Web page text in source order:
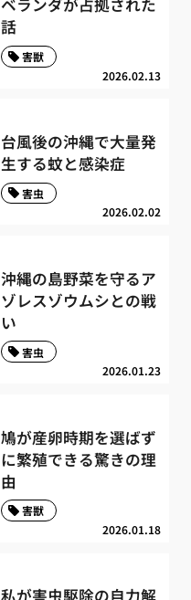
ベランダが占拠された
話
2026.02.13
害獣
台風後の沖縄で大量発
生する蚊と感染症
2026.02.02
害虫
沖縄の島野菜を守るア
ゾレスゾウムシとの戦
い
2026.01.23
害虫
鳩が産卵時期を選ばず
に繁殖できる驚きの理
由
2026.01.18
害獣